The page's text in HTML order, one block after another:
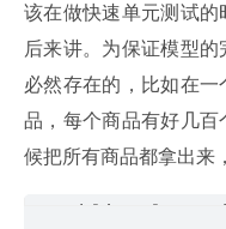
该在做快速单元测试
后来讲。为保证模型
必然存在的，比如在
品，每个商品有好几
候把所有商品都拿出来